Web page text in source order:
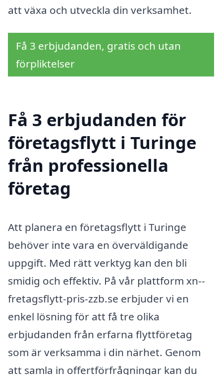
att växa och utveckla din verksamhet.
Få 3 erbjudanden, gratis och utan
förpliktelser
Få 3 erbjudanden för
företagsflytt i Turinge
från professionella
företag
Att planera en företagsflytt i Turinge
behöver inte vara en överväldigande
uppgift. Med rätt verktyg kan den bli
smidig och effektiv. På vår plattform xn--
fretagsflytt-pris-zzb.se erbjuder vi en
enkel lösning för att få tre olika
erbjudanden från erfarna flyttföretag
som är verksamma i din närhet. Genom
att samla in offertförfrågningar kan du